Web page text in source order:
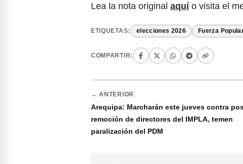
Lea la nota original aquío visita el
ETIQUETAS: elecciones 2026 Fuerza
COMPARTIR:
← ANTERIOR
Arequipa: Marcharán este jueves contra
remoción de directores del IMPLA, temen
paralización del PDM